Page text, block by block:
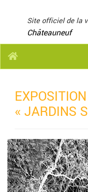
Site officiel de la
Châteauneuf
« JARDINS